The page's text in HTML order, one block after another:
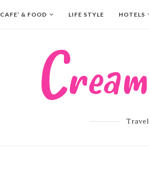
CAFE’ & FOOD LIFE STYLE HOTELS